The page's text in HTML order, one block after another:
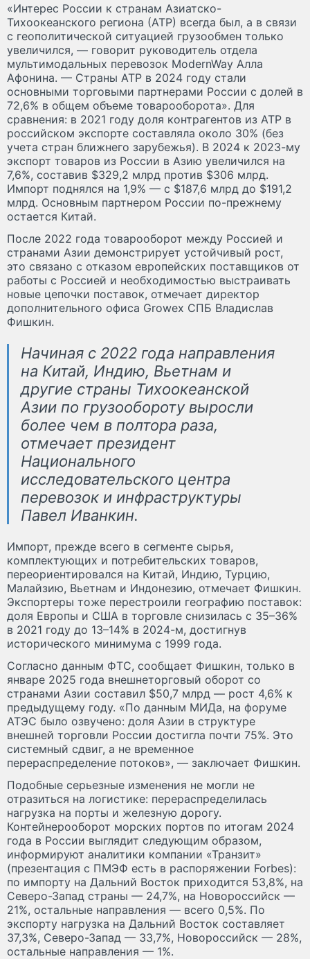
«Интерес России к странам Азиатско-
Тихоокеанского региона (АТР) всегда был, а в связи
с геополитической ситуацией грузообмен только
увеличился, — говорит руководитель отдела
мультимодальных перевозок ModernWay Алла
Афонина. — Страны АТР в 2024 году стали
основными торговыми партнерами России с долей в
72,6% в общем объеме товарооборота». Для
сравнения: в 2021 году доля контрагентов из АТР в
российском экспорте составляла около 30% (без
учета стран ближнего зарубежья). В 2024 к 2023-му
экспорт товаров из России в Азию увеличился на
7,6%, составив $329,2 млрд против $306 млрд.
Импорт поднялся на 1,9% — с $187,6 млрд до $191,2
млрд. Основным партнером России по-прежнему
остается Китай.
После 2022 года товарооборот между Россией и
странами Азии демонстрирует устойчивый рост,
это связано с отказом европейских поставщиков от
работы с Россией и необходимостью выстраивать
новые цепочки поставок, отмечает директор
дополнительного офиса Growex СПБ Владислав
Фишкин.
Начиная с 2022 года направления
на Китай, Индию, Вьетнам и
другие страны Тихоокеанской
Азии по грузообороту выросли
более чем в полтора раза,
отмечает президент
Национального
исследовательского центра
перевозок и инфраструктуры
Павел Иванкин.
Импорт, прежде всего в сегменте сырья,
комплектующих и потребительских товаров,
переориентировался на Китай, Индию, Турцию,
Малайзию, Вьетнам и Индонезию, отмечает Фишкин.
Экспортеры тоже перестроили географию поставок:
доля Европы и США в торговле снизилась с 35–36%
в 2021 году до 13–14% в 2024-м, достигнув
исторического минимума с 1999 года.
Согласно данным ФТС, сообщает Фишкин, только в
январе 2025 года внешнеторговый оборот со
странами Азии составил $50,7 млрд — рост 4,6% к
предыдущему году. «По данным МИДа, на форуме
АТЭС было озвучено: доля Азии в структуре
внешней торговли России достигла почти 75%. Это
системный сдвиг, а не временное
перераспределение потоков», — заключает Фишкин.
Подобные серьезные изменения не могли не
отразиться на логистике: перераспределилась
нагрузка на порты и железную дорогу.
Контейнерооборот морских портов по итогам 2024
года в России выглядит следующим образом,
информируют аналитики компании «Транзит»
(презентация с ПМЭФ есть в распоряжении Forbes):
по импорту на Дальний Восток приходится 53,8%, на
Северо-Запад страны — 24,7%, на Новороссийск —
21%, остальные направления — всего 0,5%. По
экспорту нагрузка на Дальний Восток составляет
37,3%, Северо-Запад — 33,7%, Новороссийск — 28%,
остальные направления — 1%.